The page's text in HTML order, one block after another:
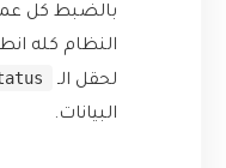
بالضبط كل
النظام كله
لحقل الـ
البيانات.